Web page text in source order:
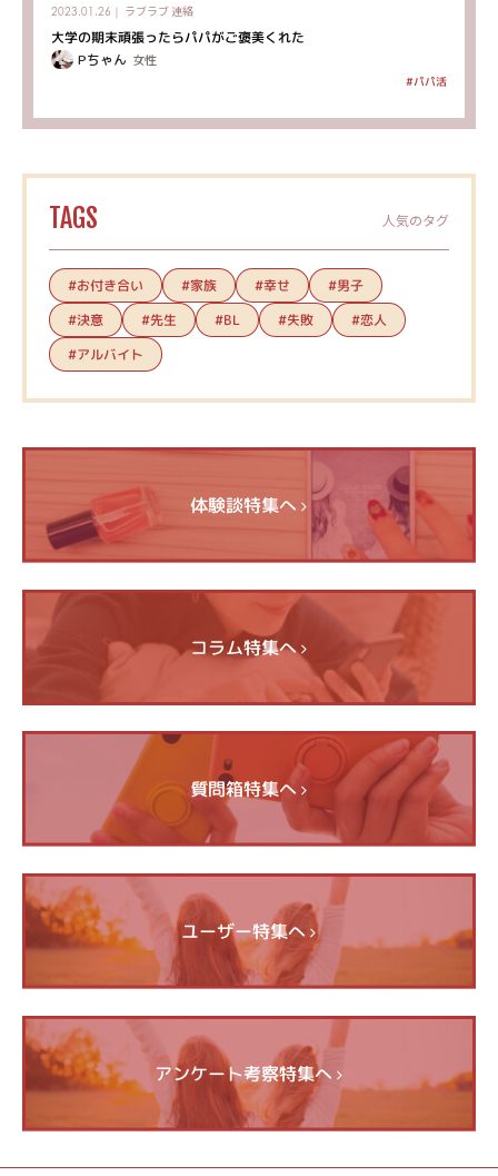
2023.01.26｜ ラブラブ 連絡
大学の期末頑張ったらパパがご褒美くれた
Pちゃん 女性
#パパ活
TAGS 人気のタグ
#お付き合い #家族 #幸せ
#男子
#決意
#先生 #BL #失敗 #恋人
#アルバイト
体験談特集へ
コラム特集へ
質問箱特集へ
ユーザー特集へ
アンケート考察特集へ